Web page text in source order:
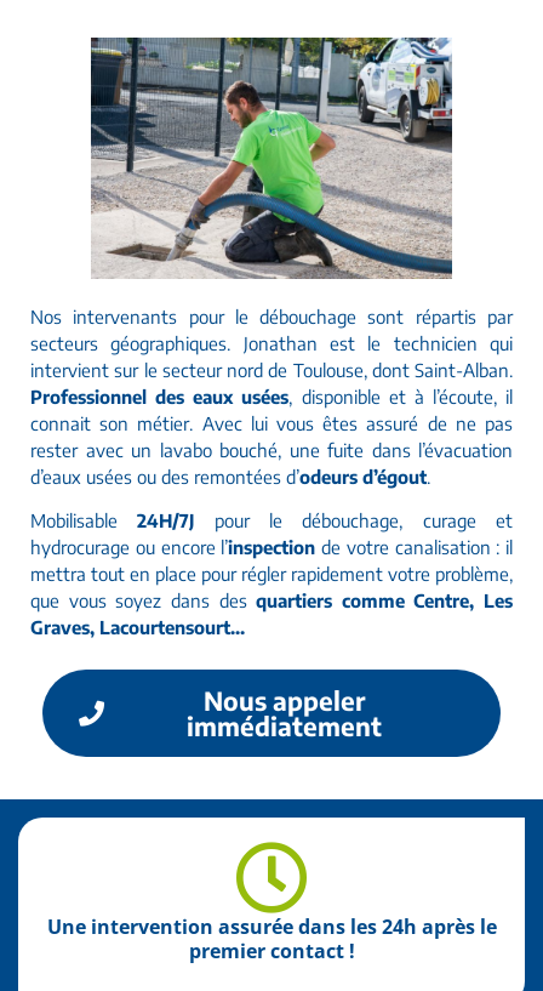
Nos intervenants pour le débouchage sont répartis par
secteurs géographiques. Jonathan
est le technicien qui
intervient sur le secteur nord de Toulouse, dont Saint-Alban.
Professionnel des eaux usées, disponible et à l’écoute, il
connait son métier. Avec lui vous êtes assuré de ne pas
rester avec un lavabo bouché, une fuite dans l’évacuation
d’eaux usées ou des remontées d’odeurs d’égout.
Mobilisable24H/7J pour le débouchage, curage et
hydrocurage ou encore l’inspection de votre canalisation : il
mettra tout en place pour régler rapidement votre problème,
que vous soyez dans desquartiers comme Centre, Les
Graves, Lacourtensourt…
Nous appeler
immédiatement
Une intervention assurée dans les 24h après le
premier contact !